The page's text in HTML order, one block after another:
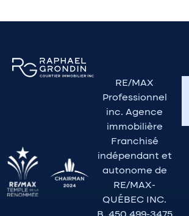
RE/MAX
Professionnel
inc. Agence
immobilière
Franchisé
indépendant et
autonome de
RE/MAX-
QUÉBEC INC.